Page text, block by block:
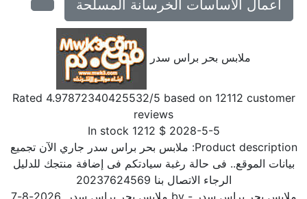
اعمال الأساسات الخرسانة المسلحة
ملابس بحر براس سدر
Rated4.97872340425532/5 based on12112customer
reviews
2028-5-5
$
1212
In stock
Product description: ملابس بحر براس سدر جاري الآن تجميع
بيانات الموقع.. فى حالة رغبة سيادتكم فى إضافة منتجك للدليل
الرجاء الاتصال بنا 20237624569
ملابس بحر براس سدر- by ملابس بحر براس سدر,
2026-8-7